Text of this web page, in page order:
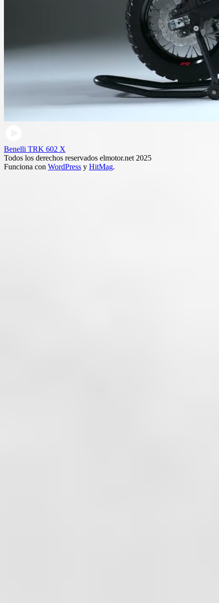
Benelli TRK 602 X
Todos los derechos reservados elmotor.net 2025
Funciona con WordPress y HitMag.